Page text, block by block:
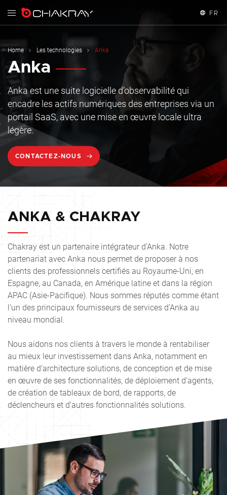
FR
Español
Français
Home Les technologies Anka
Anka
Anka est une suite logicielle d’observabilité qui
encadre les actifs numériques des entreprises via un
portail SaaS, avec une mise en œuvre locale ultra
légère.
CONTACTEZ-NOUS
ANKA & CHAKRAY
Chakray est un partenaire intégrateur d’Anka. Notre
partenariat avec Anka nous permet de proposer à nos
clients des professionnels certifiés au Royaume-Uni, en
Espagne, au Canada, en Amérique latine et dans la région
APAC (Asie-Pacifique). Nous sommes réputés comme étant
l’un des principaux fournisseurs de services d’Anka au
niveau mondial.
Nous aidons nos clients à travers le monde à rentabiliser
au mieux leur investissement dans Anka, notamment en
matière d’architecture solutions, de conception et de mise
en œuvre de ses fonctionnalités, de déploiement d’agents,
de création de tableaux de bord, de rapports, de
déclencheurs et d’autres fonctionnalités solutions.